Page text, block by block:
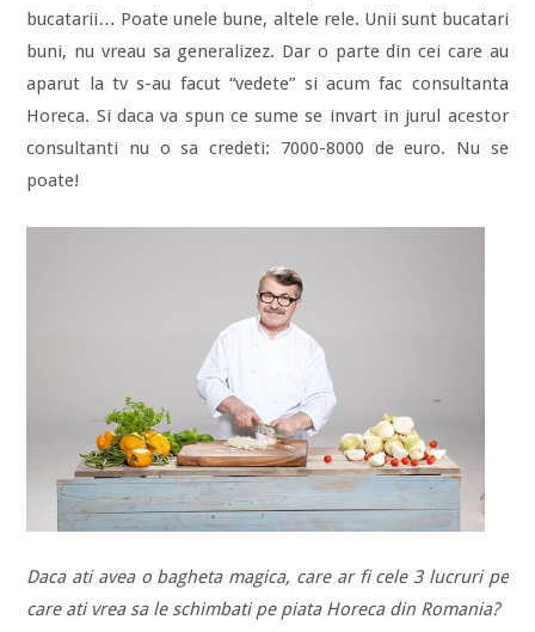
bucatarii… Poate unele bune, altele rele. Unii sunt bucatari
buni, nu vreau sa generalizez. Dar o parte din cei care au
aparut la tv s-au facut “vedete” si acum fac consultanta
Horeca. Si daca va spun ce sume se invart in jurul acestor
consultanti nu o sa credeti: 7000-8000 de euro. Nu se
poate!
Daca ati avea o bagheta magica, care ar fi cele 3 lucruri pe
care ati vrea sa le schimbati pe piata Horeca din Romania?